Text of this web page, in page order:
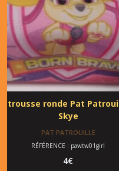
trousse ronde Pat
Skye
PAT PATROUILLE
RÉFÉRENCE : pawtw01girl
4€